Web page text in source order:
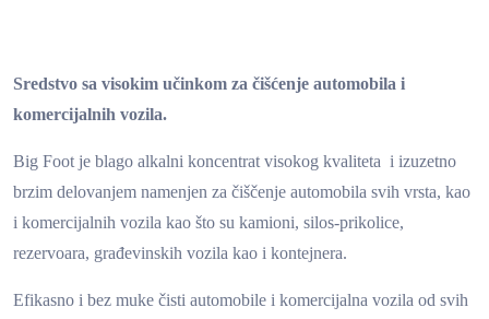
Sredstvo sa visokim učinkom za čišćenje automobila i
komercijalnih vozila.
Big Foot je blago alkalni koncentrat visokog kvaliteta i izuzetno
brzim delovanjem namenjen za čiščenje automobila svih vrsta, kao
i komercijalnih vozila kao što su kamioni, silos-prikolice,
rezervoara, građevinskih vozila kao i kontejnera.
Efikasno i bez muke čisti automobile i komercijalna vozila od svih